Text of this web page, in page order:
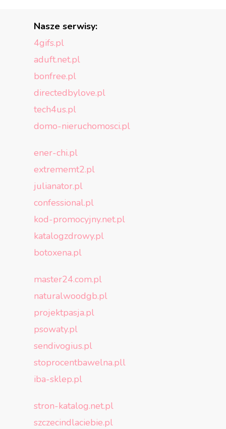
Nasze serwisy:
4gifs.pl
aduft.net.pl
bonfree.pl
directedbylove.pl
tech4us.pl
domo-nieruchomosci.pl
ener-chi.pl
extrememt2.pl
julianator.pl
confessional.pl
kod-promocyjny.net.pl
katalogzdrowy.pl
botoxena.pl
master24.com.pl
naturalwoodgb.pl
projektpasja.pl
psowaty.pl
sendivogius.pl
stoprocentbawelna.pll
iba-sklep.pl
stron-katalog.net.pl
szczecindlaciebie.pl